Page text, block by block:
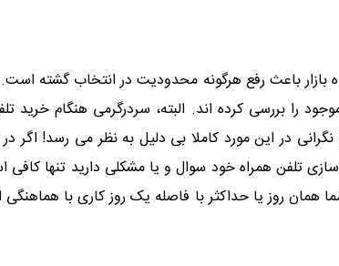
170 برند محبوب و شناخته شده بازار باعث رفع هرگونه محدودیت در
را بررسی کرده اند. البته، سردرگرمی هنگام
اجنتاب ناپذیراست. با وجود کارشناسان و تیم پشتیبانی موبایل 140 نگرانی در این
تلفن همراه خود سوال و یا مشکلی دارید تنها کافی
روز یا حداکثر با فاصله یک روز کاری با هماهنگی